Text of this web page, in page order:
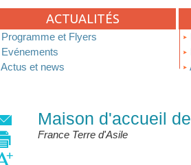
ACTUALITÉS
Programme et Flyers
Evénements
Actus et news
Maison d'accueil
France Terre d'Asile